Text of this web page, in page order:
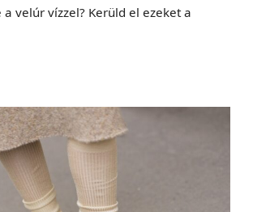
a velúr vízzel? Kerüld el ezeket a